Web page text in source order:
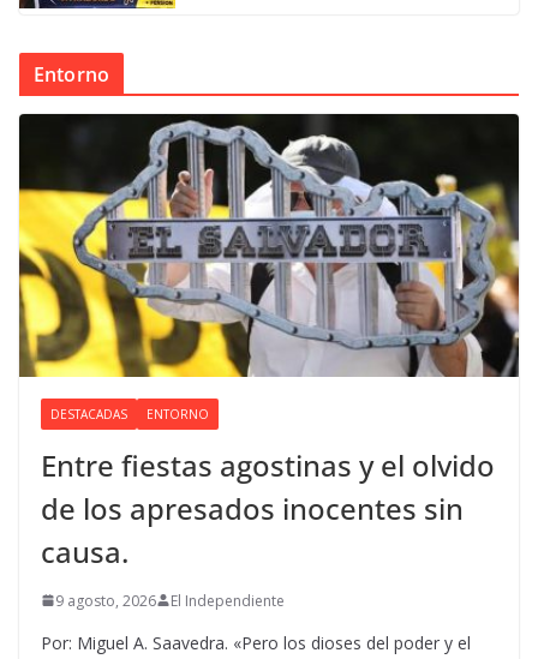
Entorno
DESTACADAS ENTORNO
Entre fiestas agostinas y el olvido
de los apresados inocentes sin
causa.
9 agosto, 2026 El Independiente
Por: Miguel A. Saavedra. «Pero los dioses del poder y el